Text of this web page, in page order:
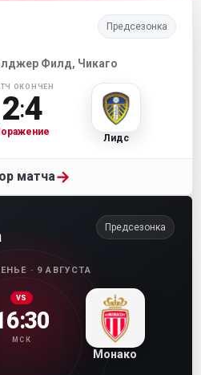
Предсезонка
Филд, Чикаго
ОКОНЧЕН
2:4
Лидс
матча→
Предсезонка
· 9 АВГУСТА
VS
МСК
Монако